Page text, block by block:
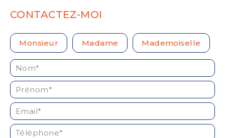
CONTACTEZ-MOI
Civilité :
Monsieur Madame Mademoiselle
Nom* :
Prénom* :
Email* :
Téléphone* :